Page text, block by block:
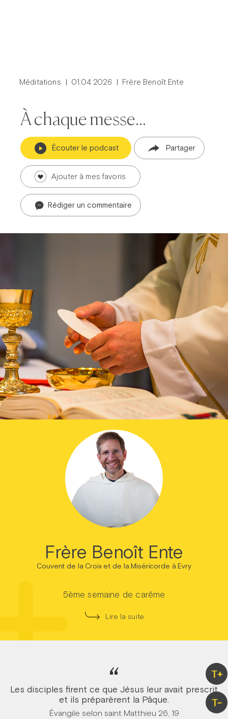
Avent dans la ville
Théobule
Méditations 01.04.2026 Frère Benoît Ente
À chaque messe...
Écouter le podcast Partager
Ajouter à mes favoris
Rédiger un commentaire
Frère Benoît Ente
Couvent de la Croix et de la Miséricorde à Evry
5ème semaine de carême
Lire la suite
T+
T-
“
Les disciples firent ce que Jésus leur avait prescrit
et ils préparèrent la Pâque.
Évangile selon saint Matthieu 26, 19